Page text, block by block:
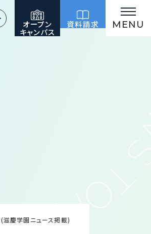
オープン
キャンパス
資料請求 MENU
(滋慶学園ニュース掲載)